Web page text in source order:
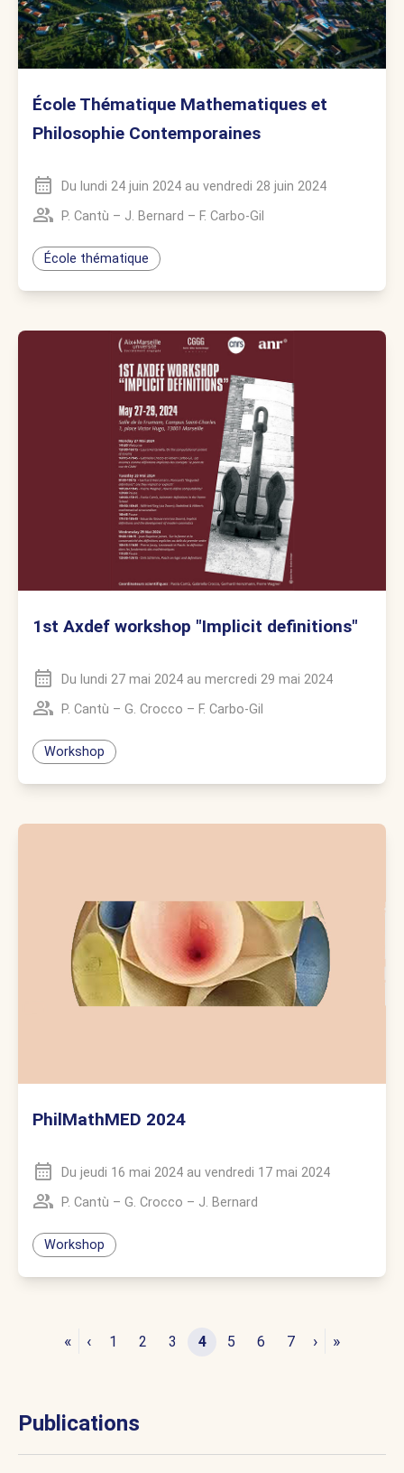
École Thématique Mathematiques et
Philosophie Contemporaines
Du lundi 24 juin 2024 au vendredi 28 juin 2024
P. Cantù – J. Bernard – F. Carbo-Gil
École thématique
1st Axdef workshop "Implicit definitions"
Du lundi 27 mai 2024 au mercredi 29 mai 2024
P. Cantù – G. Crocco – F. Carbo-Gil
Workshop
PhilMathMED 2024
Du jeudi 16 mai 2024 au vendredi 17 mai 2024
P. Cantù – G. Crocco – J. Bernard
Workshop
« ‹ 1 2 3 4 5 6 7 › »
Publications